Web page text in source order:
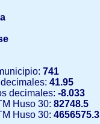
741
41.95
decimales: -8.033
Huso 30: 82748.5
Huso 30: 4656575.3